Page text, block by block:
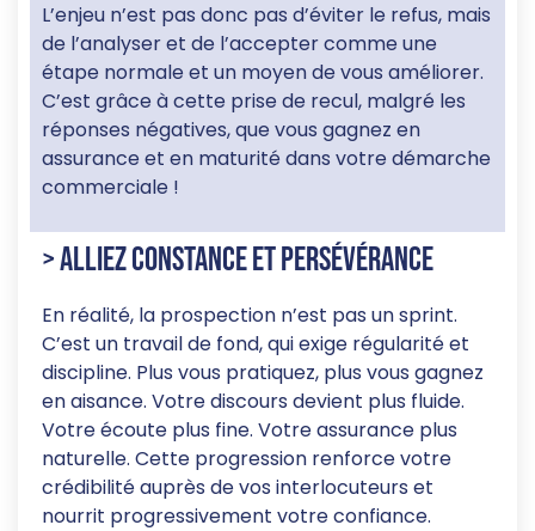
L’enjeu n’est pas donc pas d’éviter le refus, mais
de l’analyser et de l’accepter comme une
étape normale et un moyen de vous améliorer.
C’est grâce à cette prise de recul, malgré les
réponses négatives, que vous gagnez en
assurance et en maturité dans votre démarche
commerciale !
> Alliez constance et persévérance
En réalité, la prospection n’est pas un sprint.
C’est un travail de fond, qui exige régularité et
discipline. Plus vous pratiquez, plus vous gagnez
en aisance. Votre discours devient plus fluide.
Votre écoute plus fine. Votre assurance plus
naturelle. Cette progression renforce votre
crédibilité auprès de vos interlocuteurs et
nourrit progressivement votre confiance.